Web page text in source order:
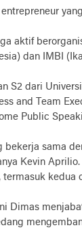
entrepreneur
aktif
dan IMBI
S2 dari
and Team
Public
bekerja sama
Kevin
termasuk kedua
Dimas